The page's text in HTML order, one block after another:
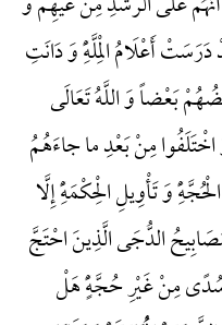
أَعْلَامُ الْمِلَّهًِْ وَ دَانَتِ
بَعْضاً وَ اللَّهُ تَعَالَی
مِنْ بَعْدِ ما جاءَهُمُ
وَ تَأْوِیلِ الْحِکْمَهًِْ إِلَّا
الدُّجَی الَّذِینَ احْتَجَّ
سُدًی مِنْ غَیْرِ حُجَّهًٍْ هَلْ